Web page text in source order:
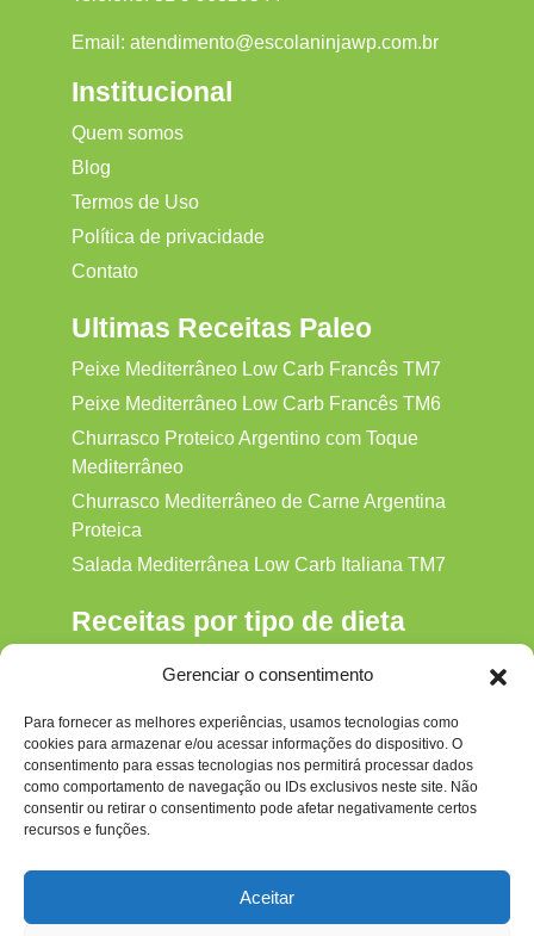
Gerenciar o consentimento
Para fornecer as melhores experiências, usamos tecnologias como
cookies para armazenar e/ou acessar informações do dispositivo. O
consentimento para essas tecnologias nos permitirá processar dados
como comportamento de navegação ou IDs exclusivos neste site. Não
consentir ou retirar o consentimento pode afetar negativamente certos
recursos e funções.
Aceitar
Email: atendimento@escolaninjawp.com.br
Institucional
Quem somos
Blog
Termos de Uso
Política de privacidade
Contato
Ultimas Receitas Paleo
Peixe Mediterrâneo Low Carb Francês TM7
Peixe Mediterrâneo Low Carb Francês TM6
Churrasco Proteico Argentino com Toque
Mediterrâneo
Churrasco Mediterrâneo de Carne Argentina
Proteica
Salada Mediterrânea Low Carb Italiana TM7
Receitas por tipo de dieta
Gluten‑free
Hipocalórica
Low Carb
Nenhum
Paleo